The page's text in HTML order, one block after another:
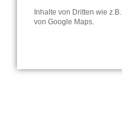
Inhalte von Dritten wie
von Google Maps.